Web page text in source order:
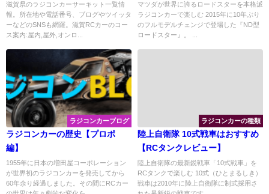
滋賀県のラジコンカーサーキット一覧情
報。所在地や電話番号、ブログやツイッタ
ーなどのSNSも網羅。滋賀RCカーのコー
ス案内:屋内,屋外,オンロ...
マツダが世界に誇るロードスターを本格派
ラジコンカーで楽しむ 2015年に10年ぶり
のフルモデルチェンジで登場した『ND型
ロードスター』。 ...
ラジコンカーブログ
ラジコンカーの歴史【プロポ
編】
1955年に日本の増田屋コーポレーション
が世界初のラジコンカーを発売してから
60年余り経過しました。その間にRCカー
ラジコンカーの種類
陸上自衛隊 10式戦車はおすすめ
【RCタンクレビュー】
陸上自衛隊の最新鋭戦車「10式戦車」を
RCタンクで楽しむ 10式（ひとまるしき）
戦車は2010年に陸上自衛隊に制式採用さ